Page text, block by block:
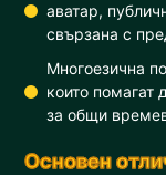
аватар,
свързана с
Многоезична
които помагат
за общи
Основен